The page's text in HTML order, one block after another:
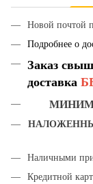
Новой почтой
Подробнее о
Заказ
доставка
Наличными
Кредитной